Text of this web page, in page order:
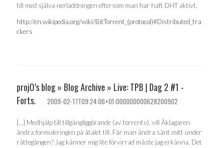
till med själva nerladdningen eftersom man har haft DHT aktivt.
http://en.wikipedia.org/wiki/BitTorrent_(protocol)#Distributed_tra
ckers
projO’s blog » Blog Archive » Live: TPB | Dag 2 #1 -
Forts.
2009-02-17T09:24:06+01:000000000628200902
[…] Medhjälp till tillgängliggörande (av torrents), vill Åklagaren
ändra formuleringen på åtalet till. Får man ändra sånt mitt under
rättegången? Jag känner mig lite förvirrad måste jag erkänna. Det